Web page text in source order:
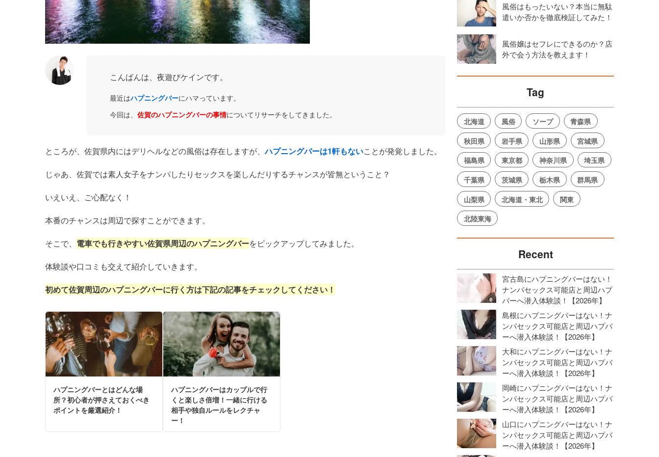
こんばんは、夜遊びケインです。
最近はハプニングバーにハマっています。
今回は、 佐賀のハプニングバーの事情についてリサーチをしてきました。
ところが、佐賀県内にはデリヘルなどの風俗は存在しますが、ハプニングバーは1軒もないことが発覚しました。
じゃあ、佐賀では素人女子をナンパしたりセックスを楽しんだりするチャンスが皆無ということ？
いえいえ、ご心配なく！
本番のチャンスは周辺で探すことができます。
そこで、 電車でも行きやすい佐賀県周辺のハプニングバーをピックアップしてみました。
体験談や口コミも交えて紹介していきます。
初めて佐賀周辺のハプニングバーに行く方は下記の記事をチェックしてください！
ハプニングバーとはどんな場
所？初心者が押さえておくべき
ポイントを厳選紹介！
ハプニングバーはカップルで行
くと楽しさ倍増！一緒に行ける
相手や独自ルールをレクチャ
ー！
風俗はもったいない？本当に無駄
遣いか否かを徹底検証してみた！
風俗嬢はセフレにできるのか？店
外で会う方法を教えます！
Tag
北海道 風俗 ソープ
青森県
秋田県
岩手県 山形県
宮城県
福島県
東京都 神奈川県
埼玉県
千葉県
茨城県 栃木県
群馬県
山梨県
北海道・東北
関東
北陸東海
Recent
宮古島にハプニングバーはない！
ナンパセックス可能店と周辺ハプ
バーへ潜入体験談！【2026年】
島根にハプニングバーはない！ナ
ンパセックス可能店と周辺ハプバ
ーへ潜入体験談！【2026年】
大和にハプニングバーはない！ナ
ンパセックス可能店と周辺ハプバ
ーへ潜入体験談！【2026年】
岡崎にハプニングバーはない！ナ
ンパセックス可能店と周辺ハプバ
ーへ潜入体験談！【2026年】
山口にハプニングバーはない！ナ
ンパセックス可能店と周辺ハプバ
ーへ潜入体験談！【2026年】